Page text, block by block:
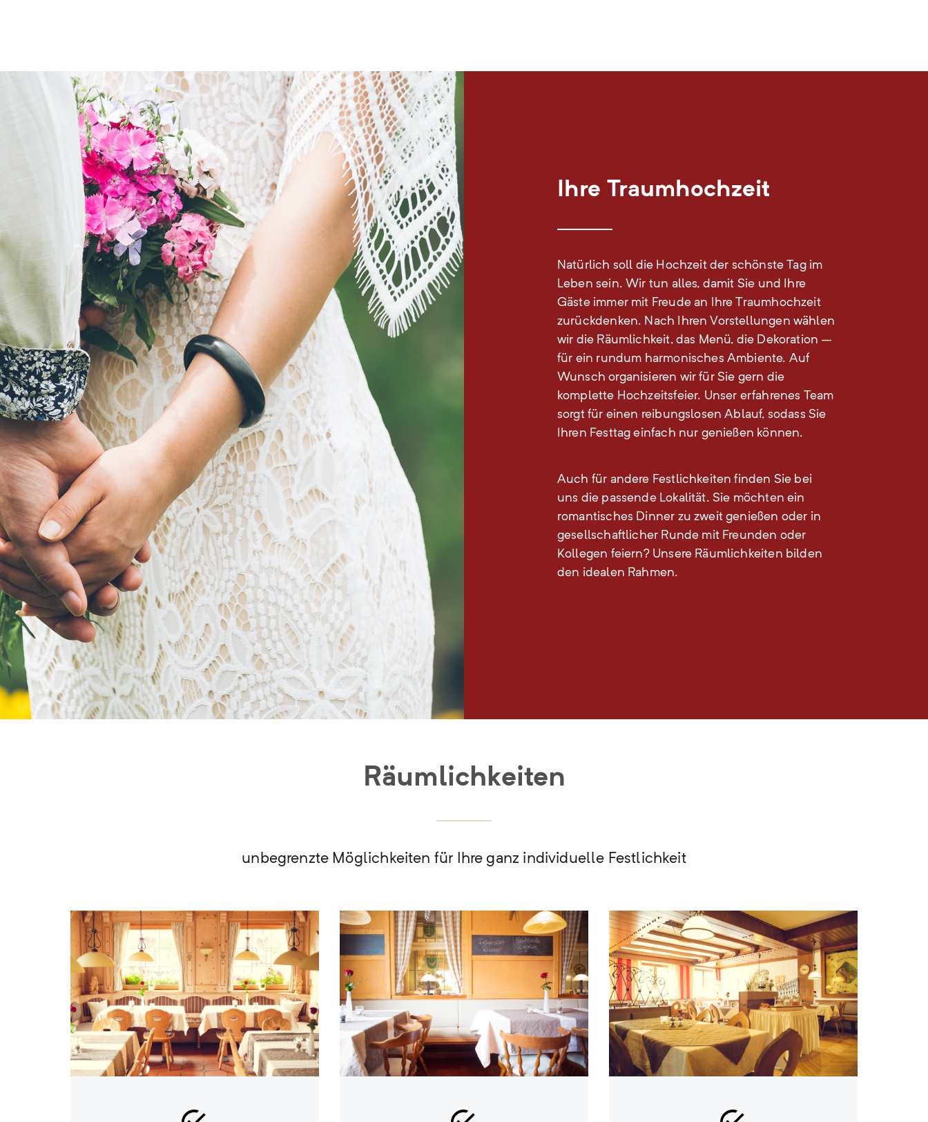
Ihre Traumhochzeit
Natürlich soll die Hochzeit der schönste Tag im
Leben sein. Wir tun alles, damit Sie und Ihre
Gäste immer mit Freude an Ihre Traumhochzeit
zurückdenken. Nach Ihren Vorstellungen wählen
wir die Räumlichkeit, das Menü, die Dekoration –
für ein rundum harmonisches Ambiente. Auf
Wunsch organisieren wir für Sie gern die
komplette Hochzeitsfeier. Unser erfahrenes Team
sorgt für einen reibungslosen Ablauf, sodass Sie
Ihren Festtag einfach nur genießen können.
Auch für andere Festlichkeiten finden Sie bei
uns die passende Lokalität. Sie möchten ein
romantisches Dinner zu zweit genießen oder in
gesellschaftlicher Runde mit Freunden oder
Kollegen feiern? Unsere Räumlichkeiten bilden
den idealen Rahmen.
Räumlichkeiten
unbegrenzte Möglichkeiten für Ihre ganz individuelle Festlichkeit